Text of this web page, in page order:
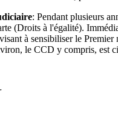
: Pendant plusieurs
(Droits à l'égalité).
à sensibiliser le
le CCD y compris, est